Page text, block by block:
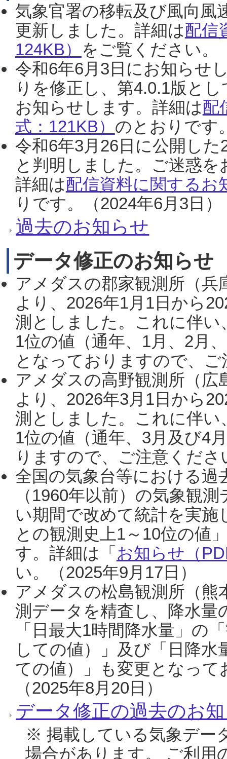
気象官署の移転及び風向風
更新しました。詳細は配信
124KB） をご覧ください。
令和6年6月3日にお知らせ
りを修正し、第4.0.1版と
お知らせします。詳細は配
式：121KB） のとおりです
令和6年3月26日に公開し
と判明しました。ご迷惑
詳細は配信資料に関するお
りです。（2024年6月3日）
過去のお知らせ
データ修正のお知らせ
アメダスの郡家観測所（
より、2026年1月1日から
測としました。これに伴い
1位の値（通年、1月、2月
となっておりますので、
アメダスの高野観測所（
より、2026年3月1日から
測としました。これに伴い
1位の値（通年、3月及び4
りますので、ご注意くだ
全国の気象台等における過
（1960年以前）の気象観
い期間で改めて統計を実
との観測史上1～10位の値
す。詳細は「 お知らせ（
い。（2025年9月17日）
アメダスの松島観測所（熊
測データを精査し、降水
「日最大1時間降水量」の
しての値）」及び「日降
ての値）」も変更となっ
（2025年8月20日）
データ修正の過去のお
※ 掲載している気象デー
場合があります。 ご利用